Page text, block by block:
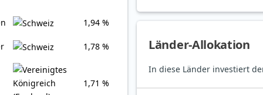
1,94 %
1,78 %
1,71 %
Länder-Allokation
In diese Länder investiert